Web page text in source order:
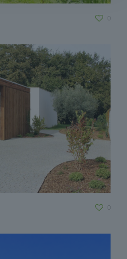
0
0